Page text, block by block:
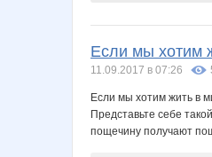
Если мы хотим
11.09.2017 в 07:26
Если мы хотим жить в
Представьте себе
пощечину получают